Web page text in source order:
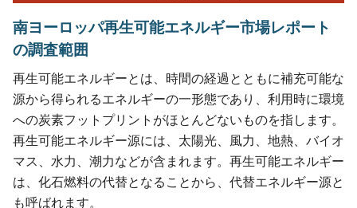
南ヨーロッパ再生可能エネルギー市場レポート
の調査範囲
再生可能エネルギーとは、時間の経過とともに補充可能な
源から得られるエネルギーの一形態であり、利用時に環境
への炭素フットプリントがほとんどないものを指します。
再生可能エネルギー源には、太陽光、風力、地熱、バイオ
マス、水力、潮力などが含まれます。再生可能エネルギー
は、化石燃料の代替となることから、代替エネルギー源と
も呼ばれます。